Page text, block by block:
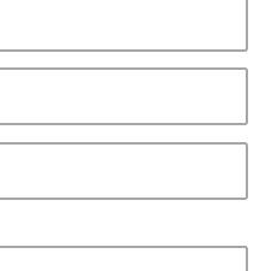
que impulsan la
de APTE.